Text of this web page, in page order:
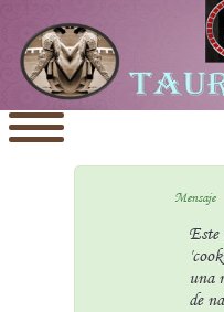
Mensaje
una
de